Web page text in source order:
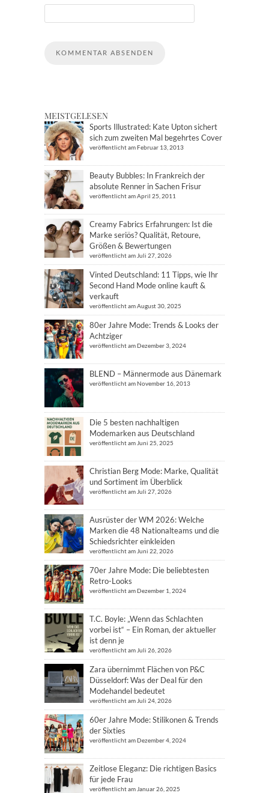
MEISTGELESEN
Sports Illustrated: Kate Upton sichert
sich zum zweiten Mal begehrtes Cover
veröffentlicht am Februar 13, 2013
Beauty Bubbles: In Frankreich der
absolute Renner in Sachen Frisur
veröffentlicht am April 25, 2011
Creamy Fabrics Erfahrungen: Ist die
Marke seriös? Qualität, Retoure,
Größen & Bewertungen
veröffentlicht am Juli 27, 2026
Vinted Deutschland: 11 Tipps, wie Ihr
Second Hand Mode online kauft &
verkauft
veröffentlicht am August 30, 2025
80er Jahre Mode: Trends & Looks der
Achtziger
veröffentlicht am Dezember 3, 2024
BLEND – Männermode aus Dänemark
veröffentlicht am November 16, 2013
Die 5 besten nachhaltigen
Modemarken aus Deutschland
veröffentlicht am Juni 25, 2025
Christian Berg Mode: Marke, Qualität
und Sortiment im Überblick
veröffentlicht am Juli 27, 2026
Ausrüster der WM 2026: Welche
Marken die 48 Nationalteams und die
Schiedsrichter einkleiden
veröffentlicht am Juni 22, 2026
70er Jahre Mode: Die beliebtesten
Retro-Looks
veröffentlicht am Dezember 1, 2024
T.C. Boyle: „Wenn das Schlachten
vorbei ist“ – Ein Roman, der aktueller
ist denn je
veröffentlicht am Juli 26, 2026
Zara übernimmt Flächen von P&C
Düsseldorf: Was der Deal für den
Modehandel bedeutet
veröffentlicht am Juli 24, 2026
60er Jahre Mode: Stilikonen & Trends
der Sixties
veröffentlicht am Dezember 4, 2024
Zeitlose Eleganz: Die richtigen Basics
für jede Frau
veröffentlicht am Januar 26, 2025